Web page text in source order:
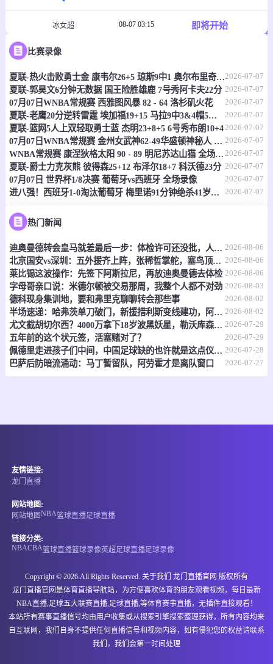
冰女超 08-07 03:15 即将开始
瓦路尔女足
情报
女非国杯 08-07 04:00 即将开始
佛得角女足 0 - 喀麦隆女足
情报
女非国杯 08-07 04:00 即将开始
马里女足
情报
哥伦乙 08-07 04:30 即将开始
恩维加多 0 - 0
情报
哥伦乙 08-07 05:00 即将开始
-
情报
墨西甲 08-07 06:00 即将开始
0 - 0
比赛录像
夏联-热火击败勇士金 康韦尔26+5 琼斯9中1 奥尔布里奇21+62026-07-07
夏联-郭昊文6分钟无数据 国王险胜雄鹿 7号秀阿卡夫22分 2026-07-07
07月07日WNBA常规赛 西雅图风暴 82 - 64 洛杉矶火花 2026-07-07
夏联-老鹰20分逆转雷霆 埃加福19+15 马拉9中3&4帽5失误 2026-07-07
夏联-篮网5人上双轻取勇士蓝 杰明23+8+5 6号秀布朗10+4 2026-07-07
07月07日WNBA常规赛 金州女武神62-49华盛顿神秘人 全场集锦 2026-07-07
WNBA常规赛 康涅狄格太阳 90 - 89 明尼苏达山猫 全场集锦 2026-07-07
夏联-爵士力克灰熊 彼得森25+12 布泽尔18+7 科沃德23分 2026-07-07
07月07日 世界杯1/8决赛 葡萄牙vs西班牙 全场录像 2026-07-07
进八强！西班牙1-0淘汰葡萄牙 梅里诺91分钟绝杀41岁C罗最后一舞 2026-07-07
热门新闻
迪奥曼德转会皇马就差最后一步：体检许可还没批，人在等放行 2026-08-06
北京国安vs深圳：五外援齐上阵，张稀哲掌舵，塞鸟顶中锋？ 2026-08-06
莱比锡这波操作：先签下阿斯拉尼，再放迪奥曼德去体检 2026-08-06
字母哥亲口说：米德尔顿被交易那周，我整个人都不对劲 2026-08-03
德科现身集训地，要和弗里克聊聊转会那些事 2026-08-02
半场速递：哈弗茨单刀破门，新援措利斯变线建功，阿森纳2-0领先赫罗纳 2026-08-02
尤文截胡切尔西？4000万拿下18岁波黑妖星，勒沃库森放人 2026-07-29
五年前的这个状元签，活塞赌对了？ 2026-07-29
佩德里走进孩子们中间，中国足球缺的也许就是这点仪式感 2026-07-28
巴萨后防暗流涌动：马丁暂留队，阿劳霍才是离队窗口 2026-07-27
友情链接:
龙门直播
网站地图:
网站地图NBA篮球直播足球直播
链接分类:
NBACBA篮球直播篮球录像英超 足球直播足球录像
Copyright © 2026.All Rights Reserved. 关于我们 龙门直播官网 版权所有
龙门直播官网是体育直播导航站，为方便喜欢体育的朋友观看视频，每日最新
NBA直播,足球五大联赛直播,足球直播,等体育赛事直播，无插件直接观看！
本站所有赛事直播信号均由用户收集或从搜索引擎搜索整理获得，所有内容均来
自互联网，我们自身不提供任何直播信号和视频内容，如有侵犯您的权益请联系
我们，我们会第一时间处理